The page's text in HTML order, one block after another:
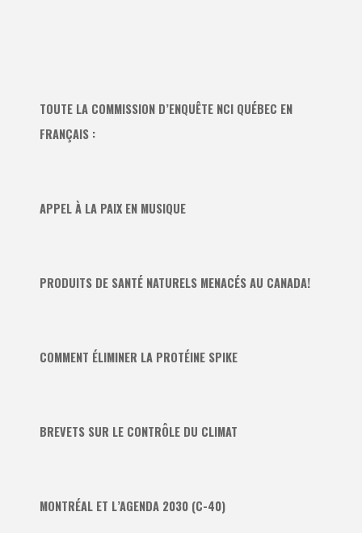
TOUTE LA COMMISSION D’ENQUÊTE NCI QUÉBEC EN
FRANÇAIS :
APPEL À LA PAIX EN MUSIQUE
PRODUITS DE SANTÉ NATURELS MENACÉS AU CANADA!
COMMENT ÉLIMINER LA PROTÉINE SPIKE
BREVETS SUR LE CONTRÔLE DU CLIMAT
MONTRÉAL ET L’AGENDA 2030 (C-40)